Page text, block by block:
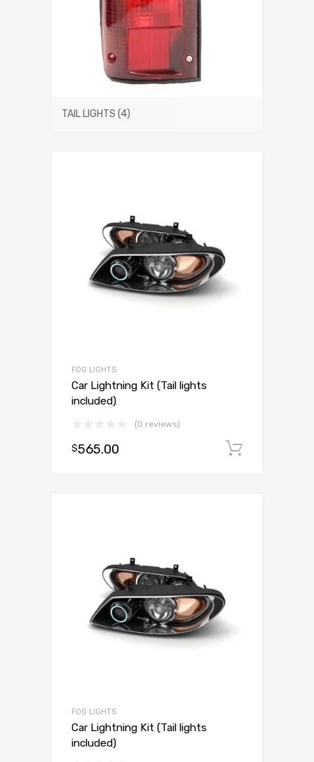
TAIL LIGHTS (4)
FOG LIGHTS
Car Lightning Kit (Tail lights
included)
(0 reviews)
$565.00
FOG LIGHTS
Car Lightning Kit (Tail lights
included)